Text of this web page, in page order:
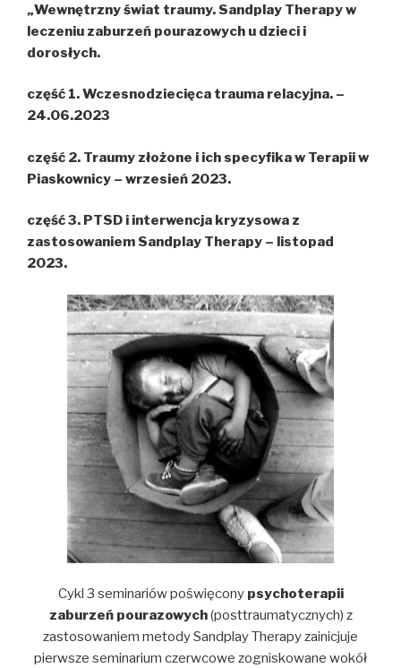
„Wewnętrzny świat traumy. Sandplay Therapy w
leczeniu zaburzeń pourazowych u dzieci i
dorosłych.
część 1. Wczesnodziecięca trauma relacyjna. –
24.06.2023
część 2. Traumy złożone i ich specyfika w Terapii w
Piaskownicy – wrzesień 2023.
część 3. PTSD i interwencja kryzysowa z
zastosowaniem Sandplay Therapy – listopad
2023.
Cykl 3 seminariów poświęcony psychoterapii
zaburzeń pourazowych(posttraumatycznych) z
zastosowaniem metody Sandplay Therapy zainicjuje
pierwsze seminarium czerwcowe zogniskowane wokół